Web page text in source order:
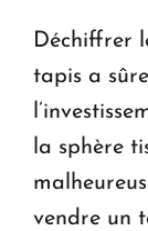
Déchiffrer
tapis a
la sphère
vendre un